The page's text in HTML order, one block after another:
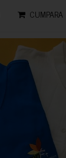
CUMPARA